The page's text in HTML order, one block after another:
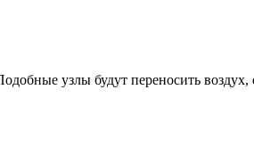
узлы будут переносить